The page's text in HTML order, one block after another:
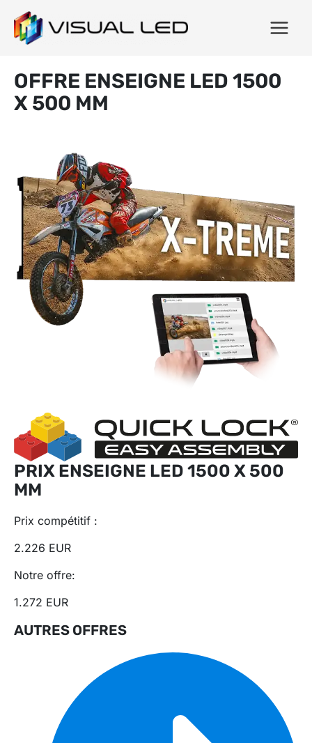
OFFRE ENSEIGNE LED 1500
X 500 MM
PRIX ENSEIGNE LED 1500 X 500
MM
Prix ​​compétitif :
2.226 EUR
Notre offre:
1.272 EUR
AUTRES OFFRES